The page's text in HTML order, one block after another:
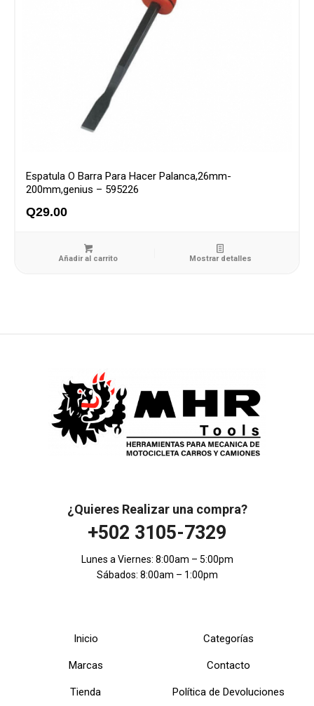
Espatula O Barra Para Hacer Palanca,26mm-
200mm,genius – 595226
Q29.00
Añadir al carrito Mostrar detalles
¿Quieres Realizar una compra?
+502 3105-7329
Lunes a Viernes: 8:00am – 5:00pm
Sábados: 8:00am – 1:00pm
Inicio Categorías
Marcas Contacto
Tienda Política de Devoluciones